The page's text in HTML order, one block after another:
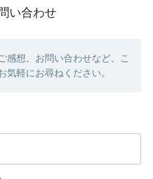
い合わせ
感想、お問い合わせなど、こ
気軽にお尋ねください。